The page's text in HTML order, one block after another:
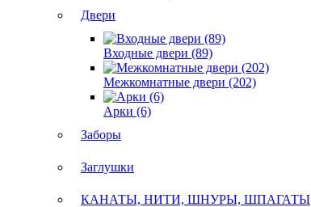
Двери
Входные двери (89)
Межкомнатные двери (202)
Арки (6)
Заборы
Заглушки
КАНАТЫ, НИТИ, ШНУРЫ, ШПАГАТЫ